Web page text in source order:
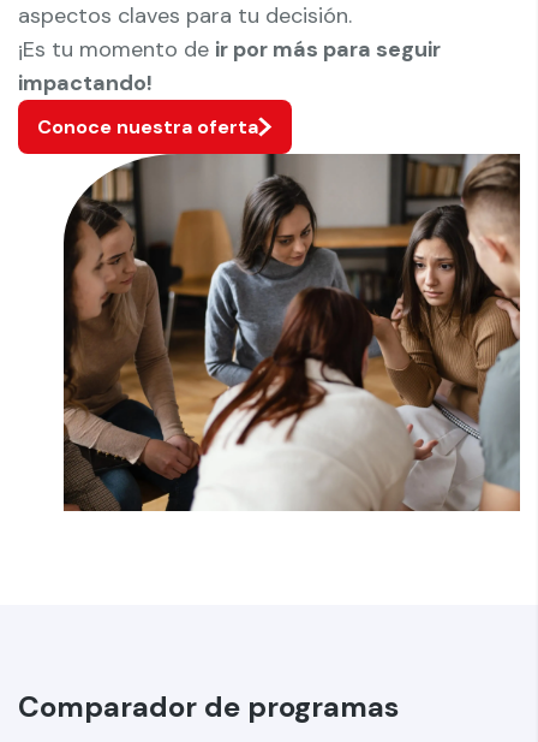
aspectos claves para tu decisión.
¡Es tu momento de ir por más para seguir
impactando!
Conoce nuestra oferta
Comparador de programas